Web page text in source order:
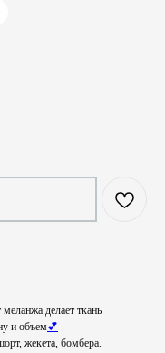
делает ткань
и объем💕
жекета, бомбера.